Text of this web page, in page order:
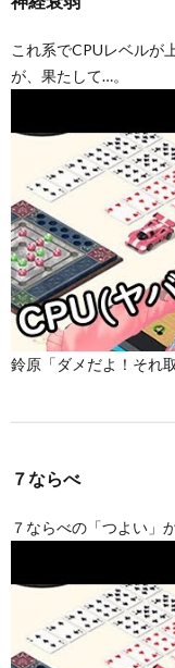
これ系でCPUレベルが
が、果たして…。
鈴原「ダメだよ！それ
７ならべ
７ならべの「つよい」